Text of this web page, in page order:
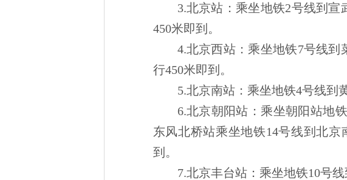
3.北京站：乘坐地铁2号线到
450米即到。
4.北京西站：乘坐地铁7号线
行450米即到。
5.北京南站：乘坐地铁4号线到
6.北京朝阳站：乘坐朝阳站地
东风北桥站乘坐地铁14号线到北
到。
7.北京丰台站：乘坐地铁10号